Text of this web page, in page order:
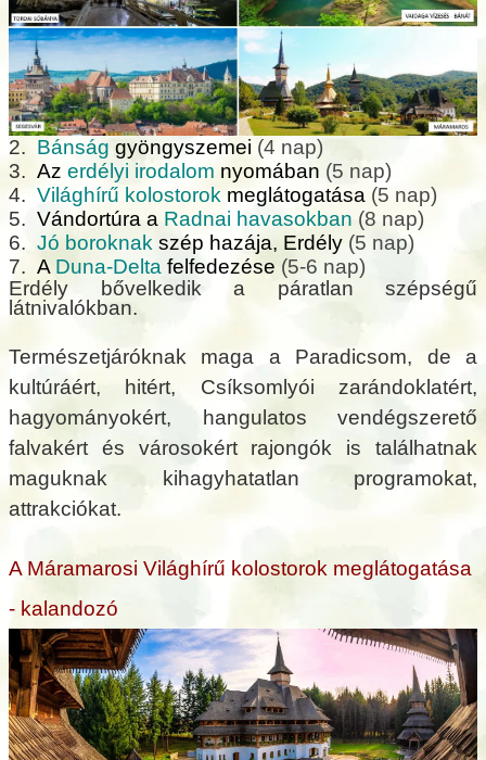
2. Bánság gyöngyszemei (4 nap)
3. Az erdélyi irodalom nyomában (5 nap)
4. Világhírű kolostorok meglátogatása (5 nap)
5. Vándortúra a Radnai havasokban (8 nap)
6. Jó boroknak szép hazája, Erdély (5 nap)
7. A Duna-Delta felfedezése (5-6 nap)
Erdély bővelkedik a páratlan szépségű
látnivalókban.
Természetjáróknak maga a Paradicsom, de a
kultúráért, hitért, Csíksomlyói zarándoklatért,
hagyományokért, hangulatos vendégszerető
falvakért és városokért rajongók is találhatnak
maguknak kihagyhatatlan programokat,
attrakciókat.
A Máramarosi Világhírű kolostorok meglátogatása
- kalandozó